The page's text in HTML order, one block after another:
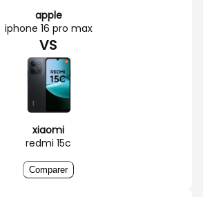
apple
iphone 16 pro max
VS
xiaomi
redmi 15c
Comparer